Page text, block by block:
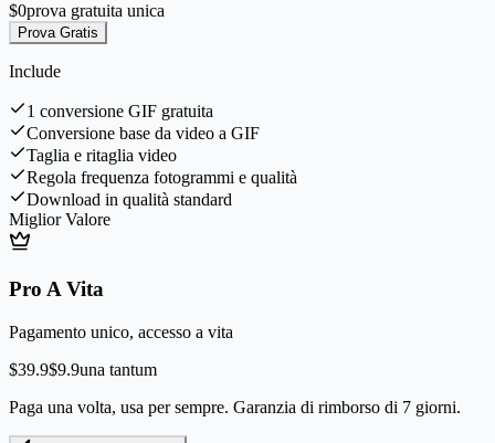
$0prova gratuita unica
Prova Gratis
Include
1 conversione GIF gratuita
Conversione base da video a GIF
Taglia e ritaglia video
Regola frequenza fotogrammi e qualità
Download in qualità standard
Miglior Valore
Pro A Vita
Pagamento unico, accesso a vita
$39.9$9.9una tantum
Paga una volta, usa per sempre. Garanzia di rimborso di 7 giorni.